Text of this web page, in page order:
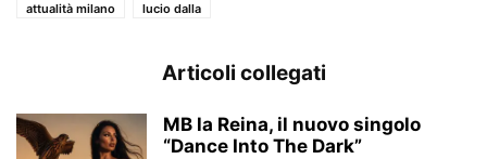
attualità milano
lucio dalla
Articoli collegati
MB la Reina, il nuovo singolo
“Dance Into The Dark”